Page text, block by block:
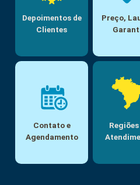
Depoimentos de
Clientes
Preço,
Contato e
Agendamento
Regiões